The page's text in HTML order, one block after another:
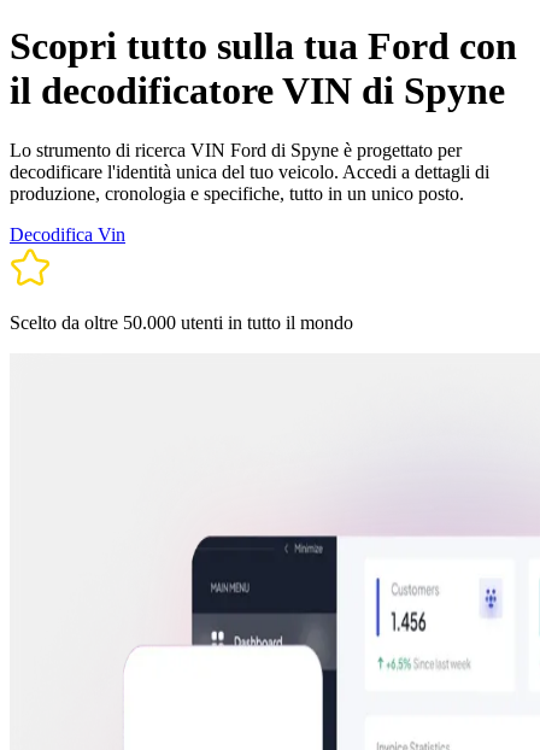
Scopri tutto sulla tua Ford con
il decodificatore VIN di Spyne
Lo strumento di ricerca VIN Ford di Spyne è progettato per
decodificare l'identità unica del tuo veicolo. Accedi a dettagli di
produzione, cronologia e specifiche, tutto in un unico posto.
Decodifica Vin
Scelto da oltre 50.000 utenti in tutto il mondo